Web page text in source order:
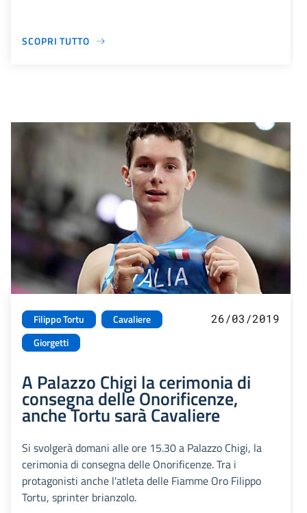
SCOPRI TUTTO
Filippo Tortu
Cavaliere
Giorgetti
26/03/2019
A Palazzo Chigi la cerimonia di
consegna delle Onorificenze,
anche Tortu sarà Cavaliere
Si svolgerà domani alle ore 15.30 a Palazzo Chigi, la
cerimonia di consegna delle Onorificenze. Tra i
protagonisti anche l'atleta delle Fiamme Oro Filippo
Tortu, sprinter brianzolo.